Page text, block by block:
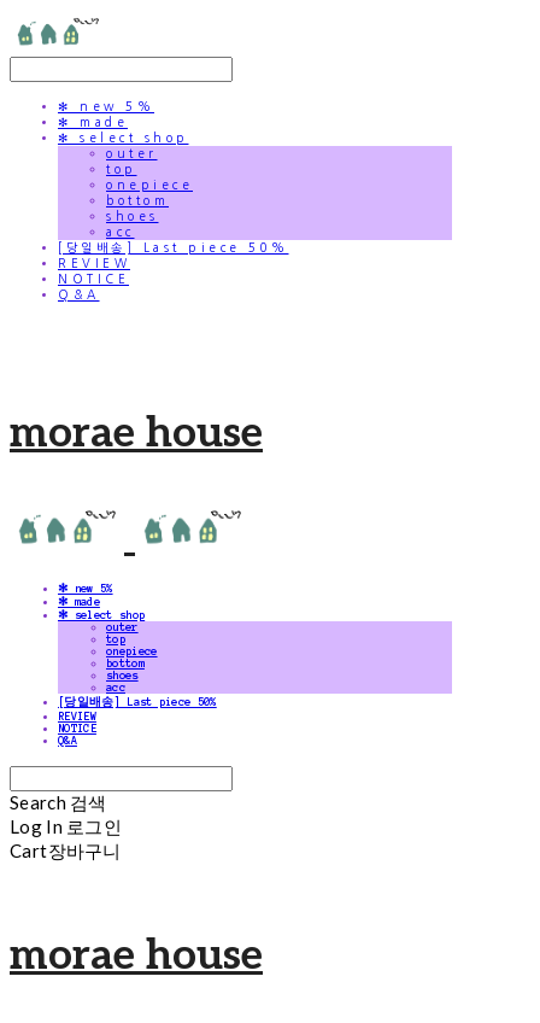
✻ new 5%
✻ made
✻ select shop
outer
top
onepiece
bottom
shoes
acc
[당일배송] Last piece 50%
REVIEW
NOTICE
Q&A
morae house
✻ new 5%
✻ made
✻ select shop
outer
top
onepiece
bottom
shoes
acc
[당일배송] Last piece 50%
REVIEW
NOTICE
Q&A
Search 검색
Log In 로그인
Cart장바구니
morae house